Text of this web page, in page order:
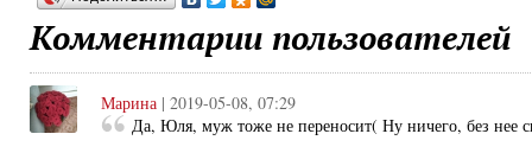
Комментарии пользователей
Марина | 2019-05-08, 07:29
Да, Юля, муж тоже не переносит( Ну ничего, без нее